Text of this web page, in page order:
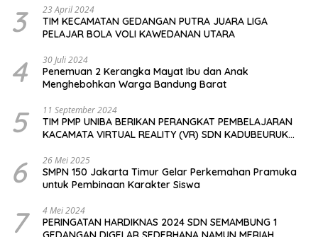
3 23 April 2024
TIM KECAMATAN GEDANGAN PUTRA JUARA LIGA
PELAJAR BOLA VOLI KAWEDANAN UTARA
4 30 Juli 2024
Penemuan 2 Kerangka Mayat Ibu dan Anak
Menghebohkan Warga Bandung Barat
5 11 September 2024
TIM PMP UNIBA BERIKAN PERANGKAT PEMBELAJARAN
KACAMATA VIRTUAL REALITY (VR) SDN KADUBEURUK
6 26 Mei 2025
SMPN 150 Jakarta Timur Gelar Perkemahan Pramuka
untuk Pembinaan Karakter Siswa
7 4 Mei 2024
PERINGATAN HARDIKNAS 2024 SDN SEMAMBUNG 1